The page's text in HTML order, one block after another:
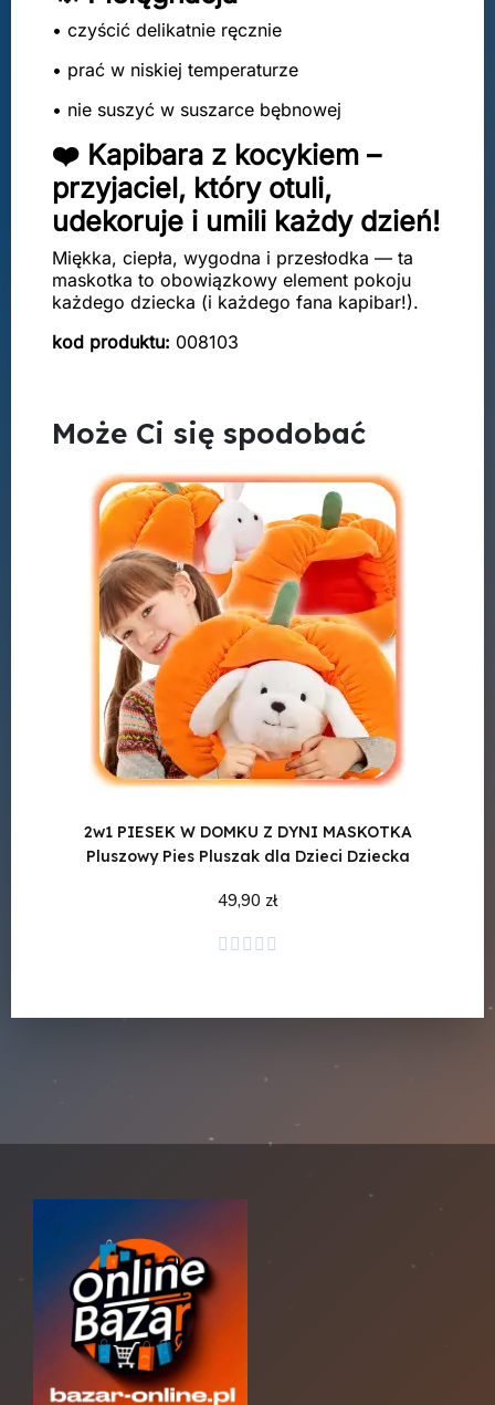
• czyścić delikatnie ręcznie
• prać w niskiej temperaturze
• nie suszyć w suszarce bębnowej
❤️ Kapibara z kocykiem –
przyjaciel, który otuli,
udekoruje i umili każdy dzień!
Miękka, ciepła, wygodna i przesłodka — ta
maskotka to obowiązkowy element pokoju
każdego dziecka (i każdego fana kapibar!).
kod produktu: 008103
Może Ci się spodobać
2w1 PIESEK W DOMKU Z DYNI MASKOTKA
Pluszowy Pies Pluszak dla Dzieci Dziecka
49,90 zł
    
Dodaj do koszyka